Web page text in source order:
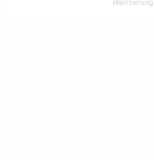
Realisierung